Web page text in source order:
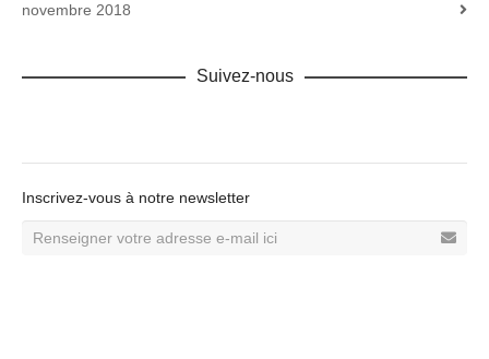
novembre 2018
Suivez-nous
Inscrivez-vous à notre newsletter